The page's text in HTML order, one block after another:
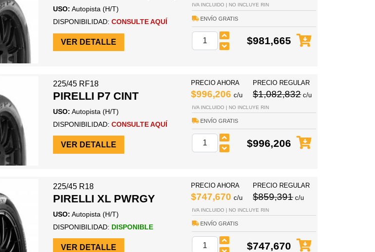
USO: Autopista (H/T)
DISPONIBILIDAD: CONSULTE AQUÍ
VER DETALLE
IVA INCLUIDO | NO INCLUYE RIN
ENVÍO GRATIS
$981,665
225/45 RF18
PIRELLI P7 CINT
USO: Autopista (H/T)
DISPONIBILIDAD: CONSULTE AQUÍ
VER DETALLE
PRECIO AHORA
$996,206 c/u
PRECIO REGULAR
$1,082,832c/u
IVA INCLUIDO | NO INCLUYE RIN
ENVÍO GRATIS
$996,206
225/45 R18
PIRELLI XL PWRGY
USO: Autopista (H/T)
DISPONIBILIDAD: DISPONIBLE
VER DETALLE
PRECIO AHORA
$747,670 c/u
PRECIO REGULAR
$859,391c/u
IVA INCLUIDO | NO INCLUYE RIN
ENVÍO GRATIS
$747,670